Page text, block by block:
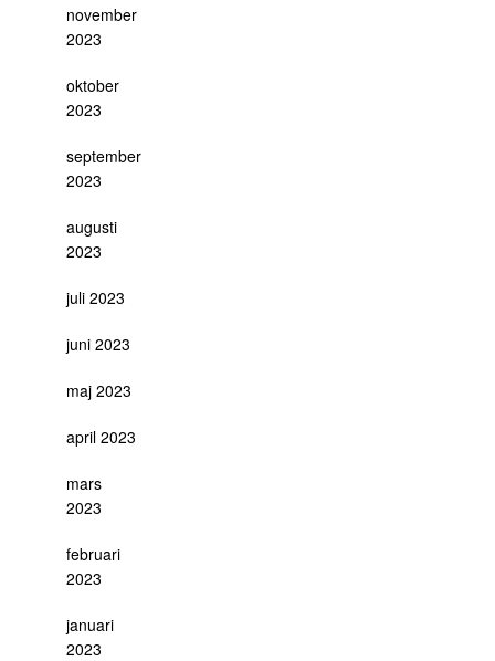
november
2023
oktober
2023
september
2023
augusti
2023
juli 2023
juni 2023
maj 2023
april 2023
mars
2023
februari
2023
januari
2023